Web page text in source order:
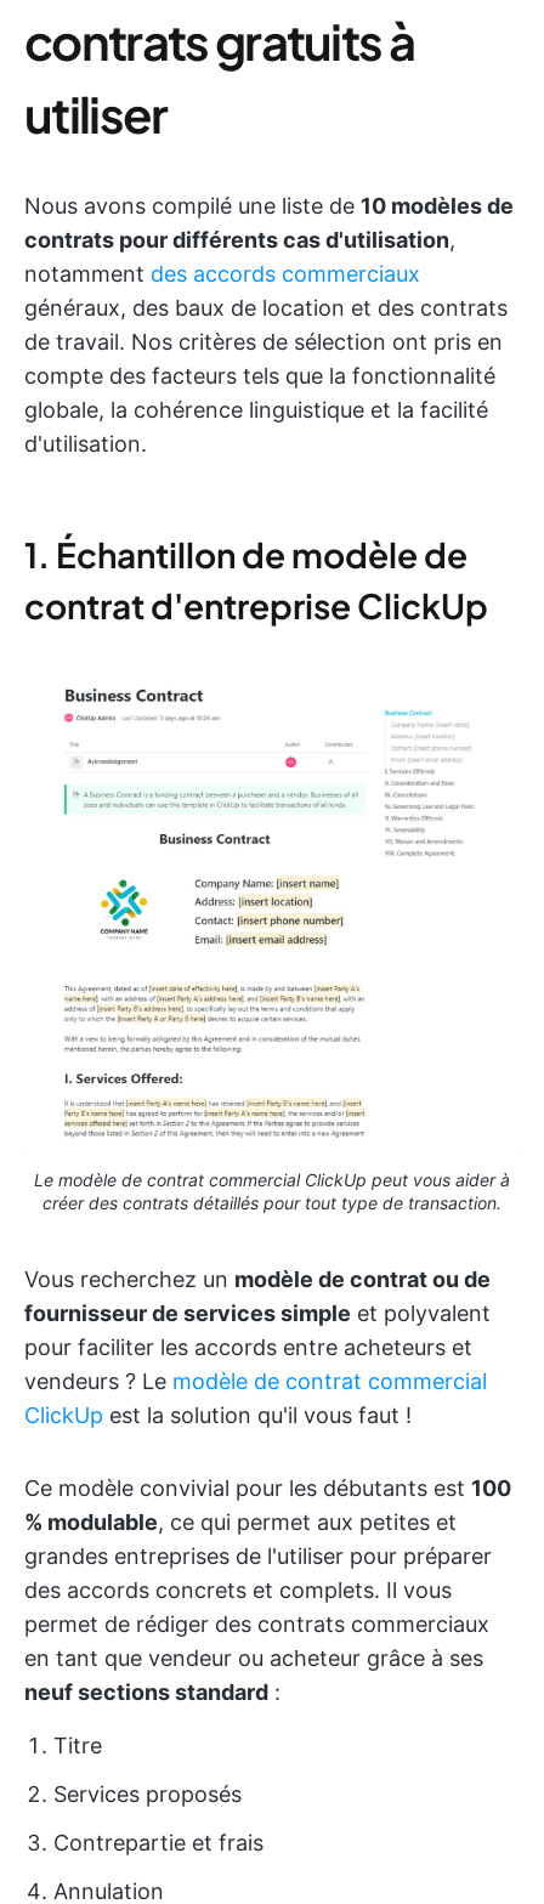
contrats gratuits à
utiliser
Nous avons compilé une liste de 10 modèles de
contrats pour différents cas d'utilisation,
notamment des accords commerciaux
généraux, des baux de location et des contrats
de travail. Nos critères de sélection ont pris en
compte des facteurs tels que la fonctionnalité
globale, la cohérence linguistique et la facilité
d'utilisation.
1. Échantillon de modèle de
contrat d'entreprise ClickUp
Le modèle de contrat commercial ClickUp peut vous aider à
créer des contrats détaillés pour tout type de transaction.
Vous recherchez un modèle de contrat ou de
fournisseur de services simple et polyvalent
pour faciliter les accords entre acheteurs et
vendeurs ? Le modèle de contrat commercial
ClickUp est la solution qu'il vous faut !
Ce modèle convivial pour les débutants est 100
% modulable, ce qui permet aux petites et
grandes entreprises de l'utiliser pour préparer
des accords concrets et complets. Il vous
permet de rédiger des contrats commerciaux
en tant que vendeur ou acheteur grâce à ses
neuf sections standard :
Titre
Services proposés
Contrepartie et frais
Annulation